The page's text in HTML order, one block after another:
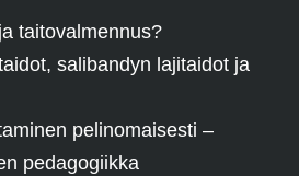
taitovalmennus?
salibandyn lajitaidot ja
pelinomaisesti –
pedagogiikka